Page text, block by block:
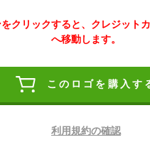
クリックすると、クレジット
へ移動します。
このロゴを購入す
利用規約の確認